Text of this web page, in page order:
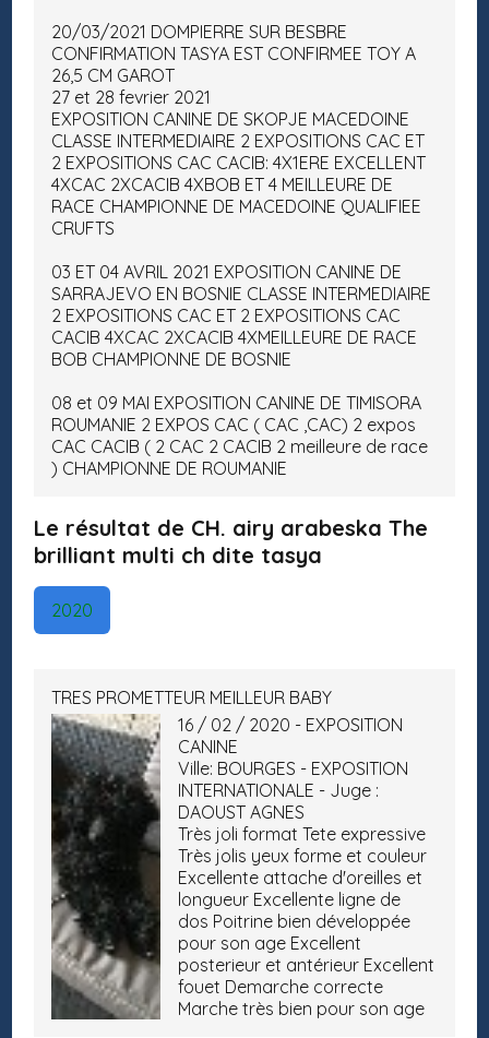
20/03/2021 DOMPIERRE SUR BESBRE
CONFIRMATION TASYA EST CONFIRMEE TOY A
26,5 CM GAROT
27 et 28 fevrier 2021
EXPOSITION CANINE DE SKOPJE MACEDOINE
CLASSE INTERMEDIAIRE 2 EXPOSITIONS CAC ET
2 EXPOSITIONS CAC CACIB: 4X1ERE EXCELLENT
4XCAC 2XCACIB 4XBOB ET 4 MEILLEURE DE
RACE CHAMPIONNE DE MACEDOINE QUALIFIEE
CRUFTS
03 ET 04 AVRIL 2021 EXPOSITION CANINE DE
SARRAJEVO EN BOSNIE CLASSE INTERMEDIAIRE
2 EXPOSITIONS CAC ET 2 EXPOSITIONS CAC
CACIB 4XCAC 2XCACIB 4XMEILLEURE DE RACE
BOB CHAMPIONNE DE BOSNIE
08 et 09 MAI EXPOSITION CANINE DE TIMISORA
ROUMANIE 2 EXPOS CAC ( CAC ,CAC) 2 expos
CAC CACIB ( 2 CAC 2 CACIB 2 meilleure de race
) CHAMPIONNE DE ROUMANIE
Le résultat de CH. airy arabeska The
brilliant multi ch dite tasya
2020
TRES PROMETTEUR MEILLEUR BABY
16 / 02 / 2020 - EXPOSITION
CANINE
Ville: BOURGES - EXPOSITION
INTERNATIONALE - Juge :
DAOUST AGNES
Très joli format Tete expressive
Très jolis yeux forme et couleur
Excellente attache d'oreilles et
longueur Excellente ligne de
dos Poitrine bien développée
pour son age Excellent
posterieur et antérieur Excellent
fouet Demarche correcte
Marche très bien pour son age